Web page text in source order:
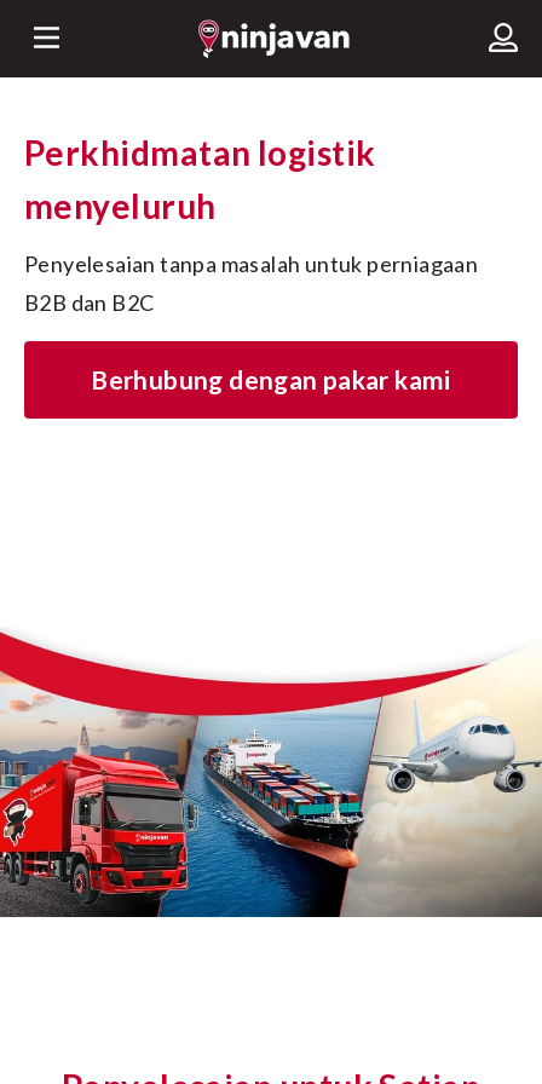
Perkhidmatan logistik
menyeluruh
Penyelesaian tanpa masalah untuk perniagaan
B2B dan B2C
Berhubung dengan pakar kami